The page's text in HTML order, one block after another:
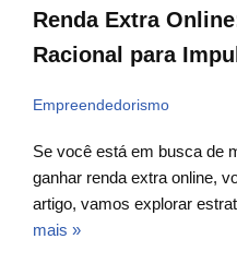
Renda Extra
Racional para
Empreendedorismo
Se você está em busca de
ganhar renda extra online,
artigo, vamos explorar
mais »